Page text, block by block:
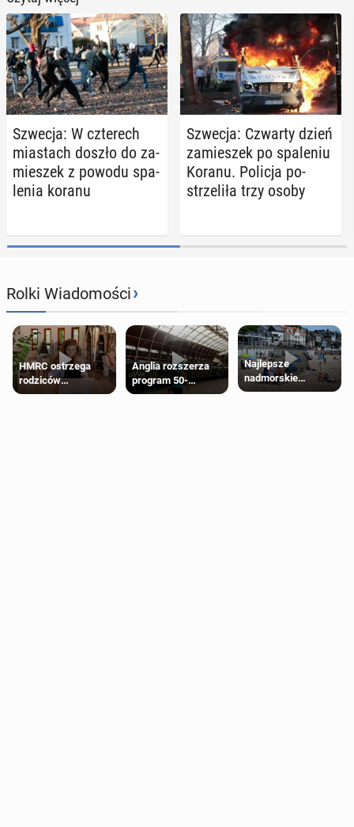
Szwecja: W czte­rech
mia­stach doszło do za­
mie­szek z powodu spa­
le­nia koranu
Szwecja: Czwarty dzień
za­mie­szek po spa­le­niu
Koranu. Policja po­
strze­li­ła trzy osoby
Rolki Wiadomości›
HMRC ostrzega
rodziców
pobierających Child
Anglia rozszerza
program 50-
procentowych
Najlepsze
nadmorskie
miasteczko blisko